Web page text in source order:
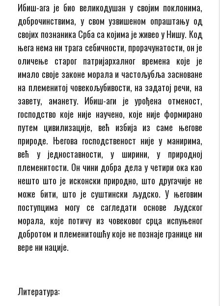
Ибиш-ага је био великодушан у својим поклонима,
до­бро­чин­стви­ма, у свом узвишеном опраштању од
својих познаника Срба са којима је живео у Нишу. Код
њега нема ни трага себичности, прорачунатости, он је
оличење старог па­три­јархалног времена које је
имало своје законе морала и частољубља засноване
на пле­ме­ни­тој човекољубивости, на задатој речи, на
завету, аманету. Ибиш-аги је урођена отменост,
господство које није научено, које није формирано
путем цивилизације, већ избија из саме његове
природе. Његова господственост није у ма­нирима,
већ у једноставности, у ширини, у природној
племенитости. Он чини добра дела у четири ока као
нешто што је исконски природно, што другачије не
може бити, што је суштински људско. У његовим
поступцима могу се сагледати основе људског
морала, које потичу из човековог срца испуњеног
добротом и племенитошћу које не познаје границе ни
вере ни нације.
Литература: